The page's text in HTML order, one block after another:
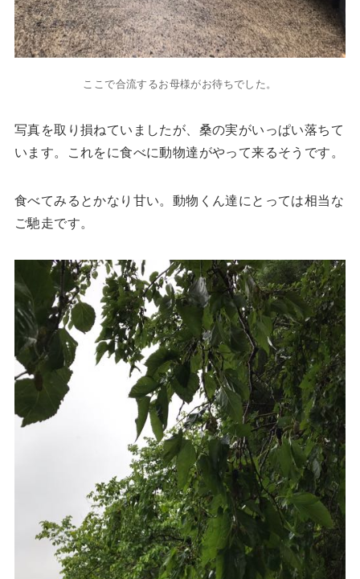
ここで合流するお母様がお待ちでした。
写真を取り損ねていましたが、桑の実がいっぱい落ちて
います。これをに食べに動物達がやって来るそうです。
食べてみるとかなり甘い。動物くん達にとっては相当な
ご馳走です。